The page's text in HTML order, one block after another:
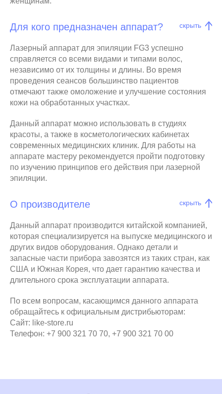
Для кого предназначен аппарат? скрыть
Лазерный аппарат для эпиляции FG3 успешно
справляется со всеми видами и типами волос,
независимо от их толщины и длины. Во время
проведения сеансов большинство пациентов
отмечают также омоложение и улучшение состояния
кожи на обработанных участках.
Данный аппарат можно использовать в студиях
красоты, а также в косметологических кабинетах
современных медицинских клиник. Для работы на
аппарате мастеру рекомендуется пройти подготовку
по изучению принципов его действия при лазерной
эпиляции.
О производителе скрыть
Данный аппарат производится китайской компанией,
которая специализируется на выпуске медицинского и
других видов оборудования. Однако детали и
запасные части прибора завозятся из таких стран, как
США и Южная Корея, что дает гарантию качества и
длительного срока эксплуатации аппарата.
По всем вопросам, касающимся данного аппарата
обращайтесь к официальным дистрибьюторам:
Сайт: like-store.ru
Телефон: +7 900 321 70 70, +7 900 321 70 00